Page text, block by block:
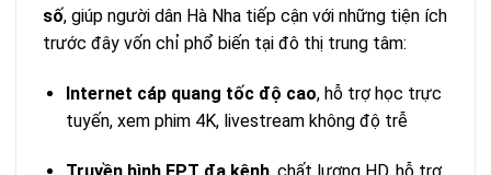
số, giúp người dân Hà Nha tiếp cận với những tiện ích
trước đây vốn chỉ phổ biến tại đô thị trung tâm:
Internet cáp quang tốc độ cao, hỗ trợ học trực
tuyến, xem phim 4K, livestream không độ trễ
Truyền hình FPT đa kênh, chất lượng HD, hỗ trợ